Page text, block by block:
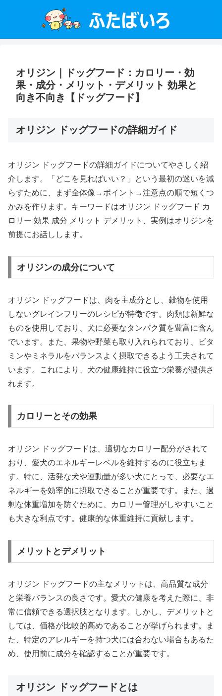
オリジン｜ドッグフード：カロリー・効
果・成分・メリット・デメリット 効果と
向き不向き【ドッグフード】
オリジン ドッグフードの詳細ガイド
オリジン ドッグフードの詳細ガイドについてやさしく紹
介します。「どこを見ればいい？」という最初の迷いを減
らすために、まず全体像→ポイント→注意点の順で短くつ
かみを作ります。キーワードはオリジン ドッグフード カ
ロリー 効果 成分 メリット デメリット、実例はオリジンを
前提にお話しします。
オリジンの成分について
オリジン ドッグフードは、肉を主成分とし、穀物を使用
しないグレインフリーのレシピが特徴です。肉類は新鮮な
ものを使用しており、犬に必要なタンパク質を豊富に含ん
でいます。また、果物や野菜も取り入れられており、ビタ
ミンやミネラルをバランスよく摂取できるよう工夫されて
います。これにより、犬の健康維持に役立つ栄養が提供さ
れます。
カロリーとその効果
オリジン ドッグフードは、適切なカロリー配分がされて
おり、愛犬のエネルギーレベルを維持するのに役立ちま
す。特に、活発な犬や運動量が多い犬にとって、必要なエ
ネルギーを効率的に摂取できることが重要です。また、過
剰な体重増加を防ぐために、カロリー管理がしやすいこと
も大きな利点です。健康的な体重維持に貢献します。
メリットとデメリット
オリジン ドッグフードの主なメリットは、高品質な成分
と栄養バランスの良さです。愛犬の健康を考えた際に、非
常に信頼できる選択肢となります。しかし、デメリットと
しては、価格が比較的高めであることが挙げられます。ま
た、特定のアレルギーを持つ犬には合わない場合もあるた
め、使用前に成分を確認することが重要です。
オリジン ドッグフードとは